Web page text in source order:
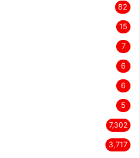
82
15
7
6
6
5
7,302
3,717